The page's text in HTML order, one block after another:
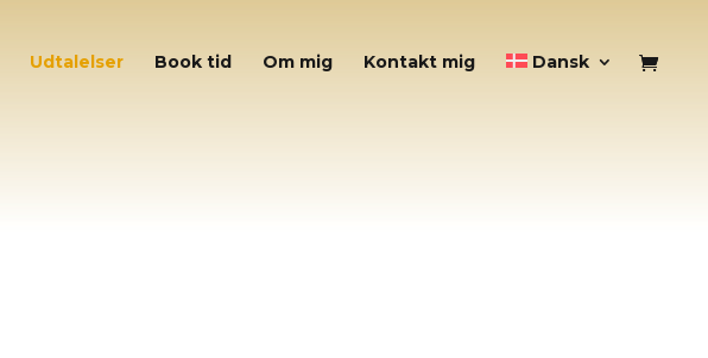
Udtalelser Book tid Om mig Kontakt mig Dansk